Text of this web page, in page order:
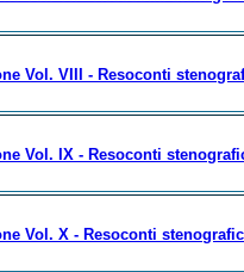
Vol. VIII - Resoconti
Vol. IX - Resoconti
Vol. X - Resoconti